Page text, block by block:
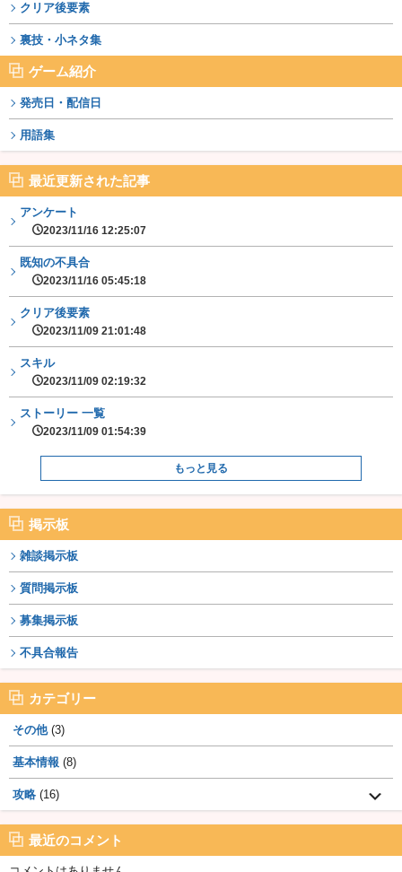
クリア後要素
裏技・小ネタ集
ゲーム紹介
発売日・配信日
用語集
最近更新された記事
アンケート
2023/11/16 12:25:07
既知の不具合
2023/11/16 05:45:18
クリア後要素
2023/11/09 21:01:48
スキル
2023/11/09 02:19:32
ストーリー 一覧
2023/11/09 01:54:39
もっと見る
掲示板
雑談掲示板
質問掲示板
募集掲示板
不具合報告
カテゴリー
その他(3)
基本情報 (8)
攻略 (16)
最近のコメント